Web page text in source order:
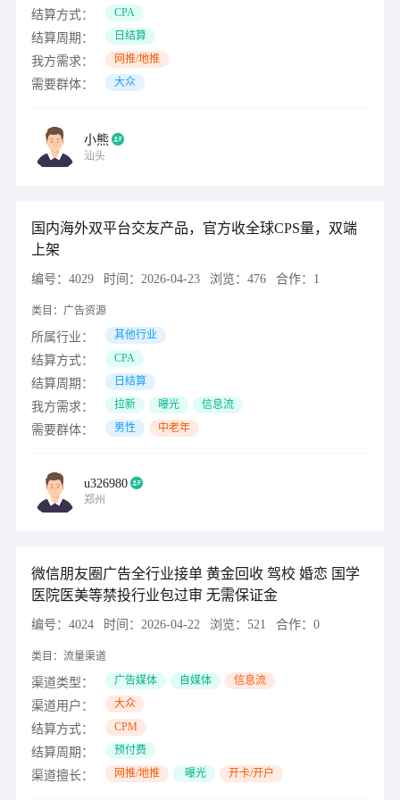
结算方式： CPA
结算周期： 日结算
我方需求： 网推/地推
需要群体： 大众
小熊
汕头
国内海外双平台交友产品，官方收全球CPS量，双端
上架
编号： 4029 时间： 2026-04-23 浏览： 476 合作： 1
类目： 广告资源
所属行业： 其他行业
结算方式： CPA
结算周期： 日结算
我方需求： 拉新 曝光 信息流
需要群体： 男性 中老年
u326980
郑州
微信朋友圈广告全行业接单 黄金回收 驾校 婚恋 国学
医院医美等禁投行业包过审 无需保证金
编号： 4024 时间： 2026-04-22 浏览： 521 合作： 0
类目： 流量渠道
渠道类型： 广告媒体 自媒体 信息流
渠道用户： 大众
结算方式： CPM
结算周期： 预付费
渠道擅长： 网推/地推 曝光 开卡/开户